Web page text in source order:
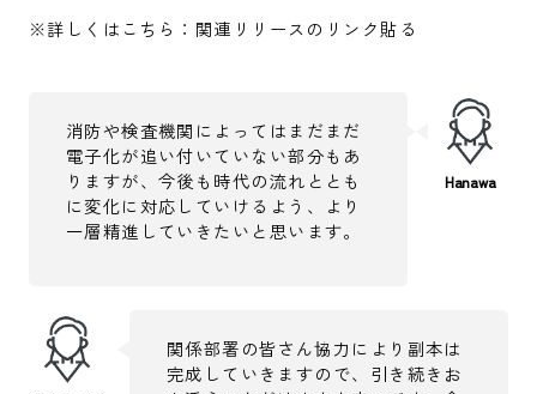
※詳しくはこちら：関連リリースのリンク貼る
消防や検査機関によってはまだまだ
電子化が追い付いていない部分もあ
りますが、今後も時代の流れととも
に変化に対応していけるよう、より
一層精進していきたいと思います。
関係部署の皆さん協力により副本は
完成していきますので、引き続きお